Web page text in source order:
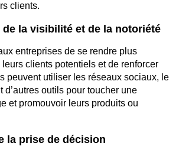
clients.
la visibilité et de la notoriété
entreprises de se rendre plus
clients potentiels et de renforcer
peuvent utiliser les réseaux sociaux, le
d’autres outils pour toucher une
et promouvoir leurs produits ou
la prise de décision